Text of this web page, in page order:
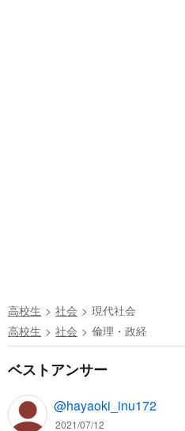
高校生 社会
現代社会
高校生
社会 倫理・政経
ベストアンサー
@hayaoki_inu172
2021/07/12